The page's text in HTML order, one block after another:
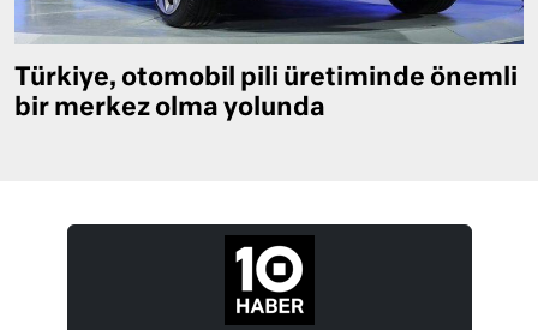
Türkiye, otomobil pili üretiminde önemli
bir merkez olma yolunda